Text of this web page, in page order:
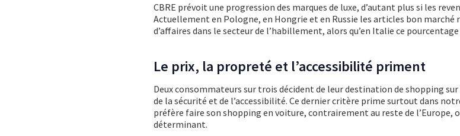
CBRE prévoit une progression des marques de luxe, d’autant plus si les
Actuellement en Pologne, en Hongrie et en Russie les articles bon marché
d’affaires dans le secteur de l’habillement, alors qu’en Italie ce
Le prix, la propreté et l’accessibilité priment
Deux consommateurs sur trois décident de leur destination de shopping
de la sécurité et de l’accessibilité. Ce dernier critère prime surtout dans
préfère faire son shopping en voiture, contrairement au reste de l’Europe,
déterminant.